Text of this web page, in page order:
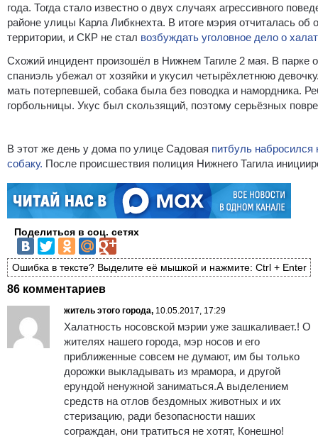
года. Тогда стало известно о двух случаях агрессивного
районе улицы Карла Либкнехта. В итоге мэрия отчиталась об
территории, и СКР не стал возбуждать уголовное дело о
Схожий инцидент произошёл в Нижнем Тагиле 2 мая. В парке
спаниэль убежал от хозяйки и укусил четырёхлетнюю
мать потерпевшей, собака была без поводка и намордника.
горбольницы. Укус был скользящий, поэтому серьёзных
В этот же день у дома по улице Садовая питбуль набросился
собаку. После происшествия полиция Нижнего Тагила
Поделиться в соц. сетях
Ошибка в тексте? Выделите её мышкой и нажмите: Ctrl + Enter
86 комментариев
житель этого города, 10.05.2017, 17:29
Халатность носовской мэрии уже зашкаливает.! О
жителях нашего города, мэр носов и его
приближенные совсем не думают, им бы только
дорожки выкладывать из мрамора, и другой
ерундой ненужной заниматься.А выделением
средств на отлов бездомных животных и их
стеризацию, ради безопасности наших
сограждан, они тратиться не хотят, Конешно!